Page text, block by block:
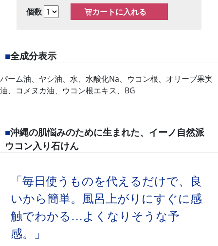
個数
■全成分表示
パーム油、ヤシ油、水、水酸化Na、ウコン根、オリーブ果実
油、コメヌカ油、ウコン根エキス、BG
■沖縄の肌悩みのために生まれた、イーノ自然派
ウコン入り石けん
「毎日使うものを代えるだけで、良
いから簡単。風呂上がりにすぐに感
触でわかる…よくなりそうな予
感。」